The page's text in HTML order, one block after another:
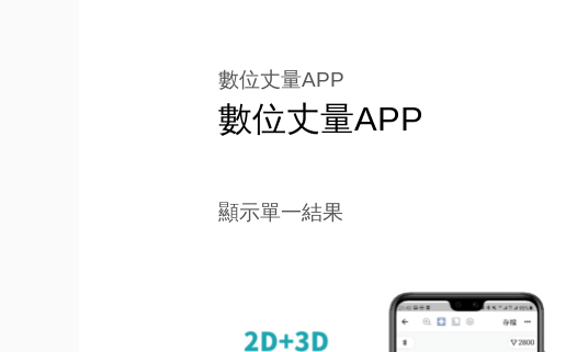
數位丈量APP
數位丈量APP
顯示單一結果
價
格